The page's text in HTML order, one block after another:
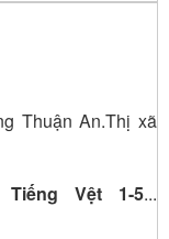
Thuận An.Thị xã
Vệt 1-5...